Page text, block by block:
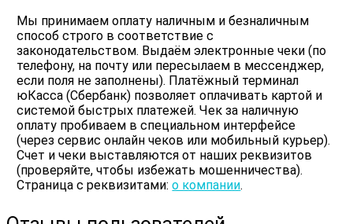
Мы принимаем оплату наличным и безналичным
способ строго в соответствие с
законодательством. Выдаём электронные чеки (по
телефону, на почту или пересылаем в мессенджер,
если поля не заполнены). Платёжный терминал
юКасса (Сбербанк) позволяет оплачивать картой и
системой быстрых платежей. Чек за наличную
оплату пробиваем в специальном интерфейсе
(через сервис онлайн чеков или мобильный курьер).
Счет и чеки выставляются от наших реквизитов
(проверяйте, чтобы избежать мошенничества).
Страница с реквизитами:о компании.